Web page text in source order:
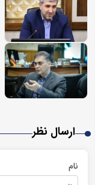
ارسال نظر
نام